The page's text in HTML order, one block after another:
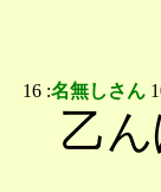
16 :名無しさん
乙